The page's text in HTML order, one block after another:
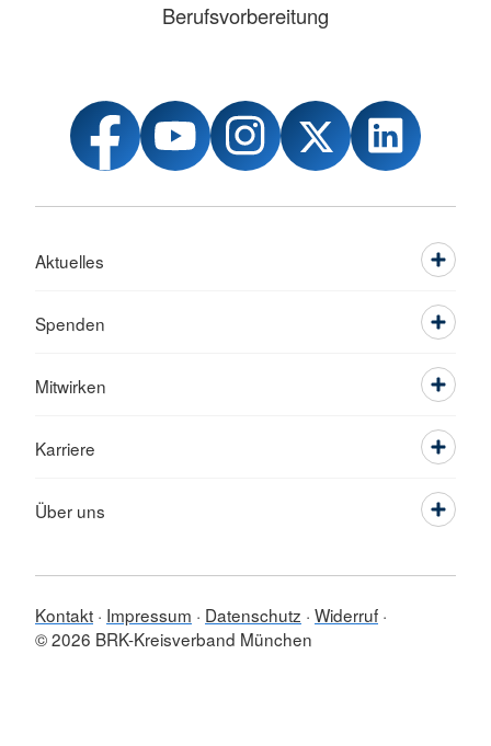
Berufsvorbereitung
Aktuelles
Spenden
Mitwirken
Karriere
Über uns
Kontakt Impressum Datenschutz Widerruf
© 2026 BRK-Kreisverband München